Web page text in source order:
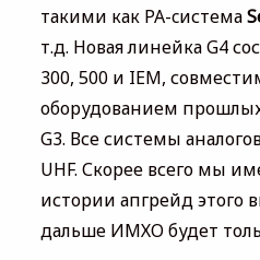
такими как PA-cистема
т.д. Новая линейка G4
300, 500 и IEM,
оборудованием
G3. Все системы
UHF. Скорее всего мы
истории апгрейд этого
дальше ИМХО будет